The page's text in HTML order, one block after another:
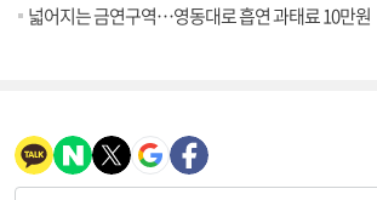
넓어지는 금연구역…영동대로 흡연 과태료 10만원